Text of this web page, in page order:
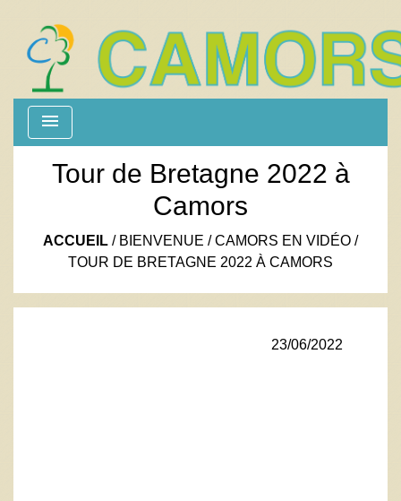
menu
Tour de Bretagne 2022 à
Camors
ACCUEIL / BIENVENUE /CAMORS EN VIDÉO /
TOUR DE BRETAGNE 2022 À CAMORS
23/06/2022